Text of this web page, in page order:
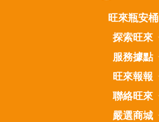
旺來瓶安桶
探索旺來
服務據點
旺來報報
聯絡旺來
嚴選商城